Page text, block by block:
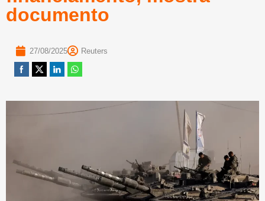
documento
27/08/2025 Reuters